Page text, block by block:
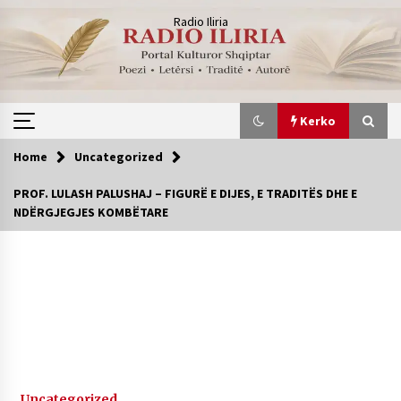
content
Radio Iliria
Kerko
Kerko
Home Uncategorized
PROF. LULASH PALUSHAJ – FIGURË E DIJES, E TRADITËS DHE E
NDËRGJEGJES KOMBËTARE